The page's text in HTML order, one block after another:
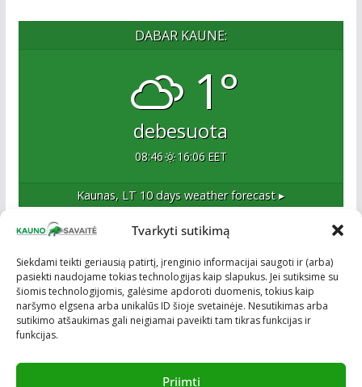
Tvarkyti sutikimą
Siekdami teikti geriausią patirtį, įrenginio informacijai saugoti ir (arba)
pasiekti naudojame tokias technologijas kaip slapukus. Jei sutiksime su
šiomis technologijomis, galėsime apdoroti duomenis, tokius kaip
naršymo elgsena arba unikalūs ID šioje svetainėje. Nesutikimas arba
sutikimo atšaukimas gali neigiamai paveikti tam tikras funkcijas ir
funkcijas.
Priimti
DABAR KAUNE:
1°
debesuota
08:46 16:06 EET
Kaunas, LT 10 days weather forecast ▸
Esame naujas Kaune, tačiau veržlus ir profesionalus
kolektyvas. Ne naujokai žiniasklaidoje. Į Kauną
žengiame tvirtai įsitikinę savo sėkme.